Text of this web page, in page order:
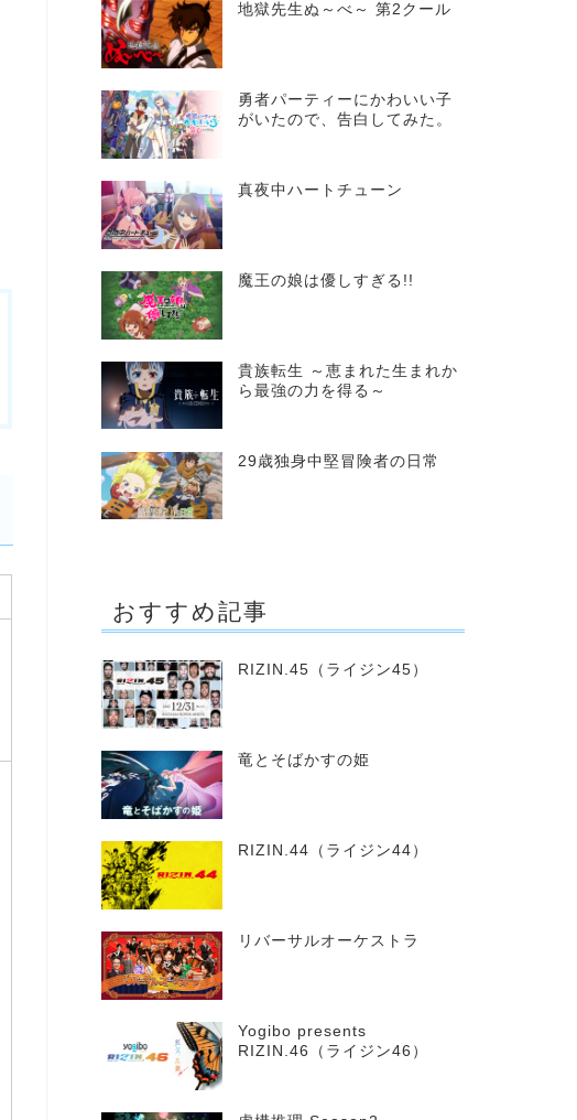
地獄先生ぬ～べ～ 第2クール
勇者パーティーにかわいい子
がいたので、告白してみた。
真夜中ハートチューン
魔王の娘は優しすぎる!!
貴族転生 ～恵まれた生まれか
ら最強の力を得る～
29歳独身中堅冒険者の日常
おすすめ記事
RIZIN.45（ライジン45）
竜とそばかすの姫
RIZIN.44（ライジン44）
リバーサルオーケストラ
Yogibo presents
RIZIN.46（ライジン46）